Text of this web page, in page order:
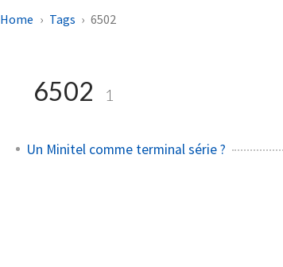
Home Tags 6502
6502 1
Un Minitel comme terminal série ?